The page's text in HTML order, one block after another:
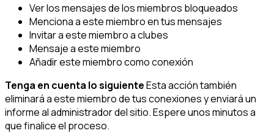
Ver los mensajes de los miembros bloqueados
Menciona a este miembro en tus mensajes
Invitar a este miembro a clubes
Mensaje a este miembro
Añadir este miembro como conexión
Tenga en cuenta lo siguienteEsta acción también
eliminará a este miembro de tus conexiones y enviará un
informe al administrador del sitio. Espere unos minutos a
que finalice el proceso.